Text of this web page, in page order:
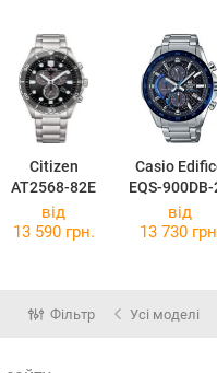
Citizen
AT2568-82E
Casio
EQS-900DB-
від
13 590 грн.
від
13 730
Фільтр Усі моделі